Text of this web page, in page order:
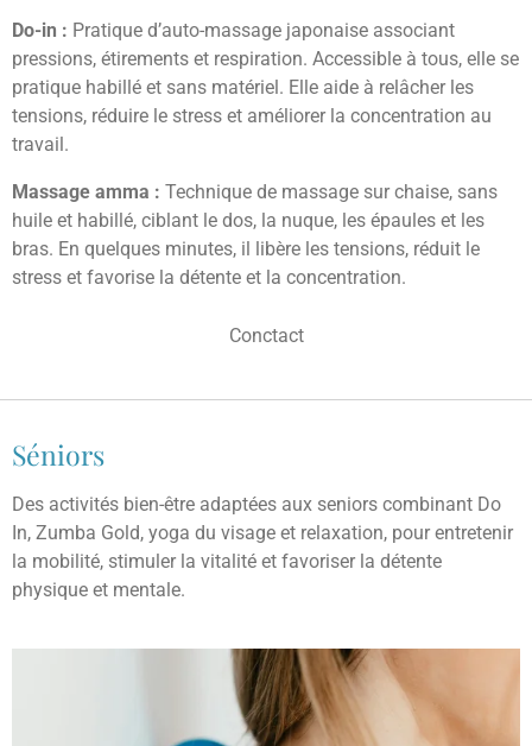
Do-in : Pratique d’auto-massage japonaise associant
pressions, étirements et respiration. Accessible à tous, elle se
pratique habillé et sans matériel. Elle aide à relâcher les
tensions, réduire le stress et améliorer la concentration au
travail.
Massage amma : Technique de massage sur chaise, sans
huile et habillé, ciblant le dos, la nuque, les épaules et les
bras. En quelques minutes, il libère les tensions, réduit le
stress et favorise la détente et la concentration.
Conctact
Séniors
Des activités bien-être adaptées aux seniors combinant Do
In, Zumba Gold, yoga du visage et relaxation, pour entretenir
la mobilité, stimuler la vitalité et favoriser la détente
physique et mentale.